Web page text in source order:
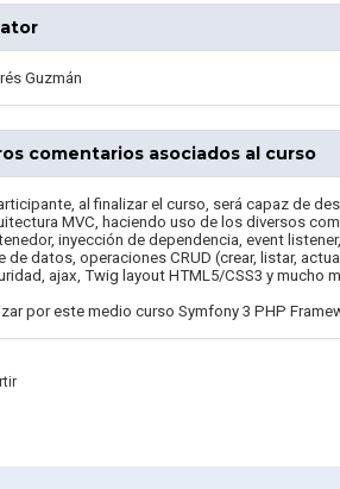
Guzmán
comentarios asociados al curso
al finalizar el curso, será capaz de
MVC, haciendo uso de los diversos
inyección de dependencia, event
de datos, operaciones CRUD (crear, listar,
ajax, Twig layout HTML5/CSS3 y mucho
por este medio curso Symfony 3 PHP